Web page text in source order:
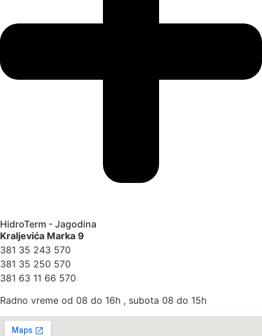
HidroTerm - Jagodina
Kraljevića Marka 9
381 35 243 570
381 35 250 570
381 63 11 66 570
Radno vreme od 08 do 16h , subota 08 do 15h